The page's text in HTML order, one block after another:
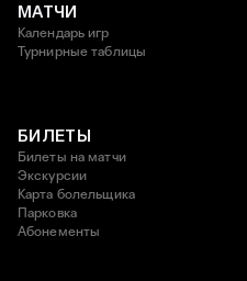
МАТЧИ
Календарь игр
Турнирные таблицы
БИЛЕТЫ
Билеты на матчи
Экскурсии
Карта болельщика
Парковка
Абонементы